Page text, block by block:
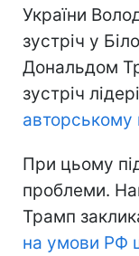
України
зустріч у
Дональдом
зустріч
авторському
При цьому
проблеми.
Трамп
на умови РФ